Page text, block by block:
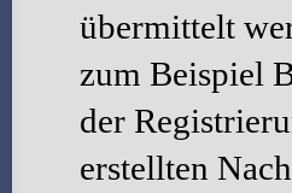
übermittelt
zum Beispiel
der
erstellten